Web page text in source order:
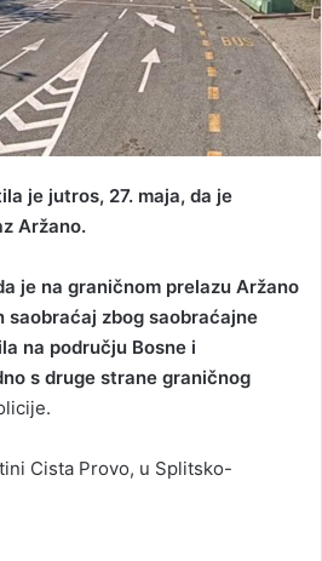
je jutros, 27. maja, da je
Aržano.
je na graničnom prelazu Aržano
zbog saobraćajne
na području Bosne i
s druge strane graničnog
Cista Provo, u Splitsko-